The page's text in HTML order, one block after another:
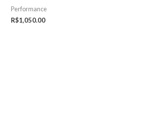
Performance
R$1,050.00